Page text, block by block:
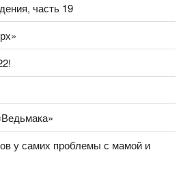
часть 19
у самих проблемы с мамой и